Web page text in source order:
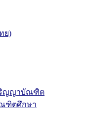
ย)
ริญญาบัณฑิต
ฑิตศึกษา